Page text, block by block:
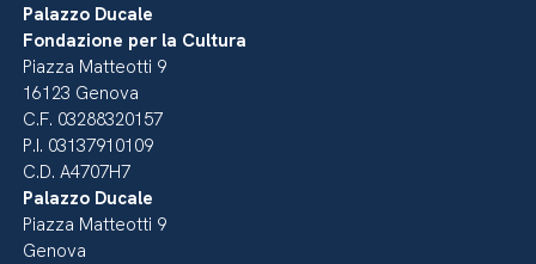
Palazzo Ducale
Fondazione per la Cultura
Piazza Matteotti 9
16123 Genova
C.F. 03288320157
P.I. 03137910109
C.D. A4707H7
Palazzo Ducale
Piazza Matteotti 9
Genova